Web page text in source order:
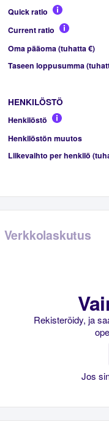
Quick ratio
Current ratio
Oma pääoma (tuhatta €)
Taseen loppusumma
HENKILÖSTÖ
Henkilöstö
Henkilöstön muutos
Liikevaihto per henkilö
Verkkolaskutus
Rekisteröidy, ja
Jos